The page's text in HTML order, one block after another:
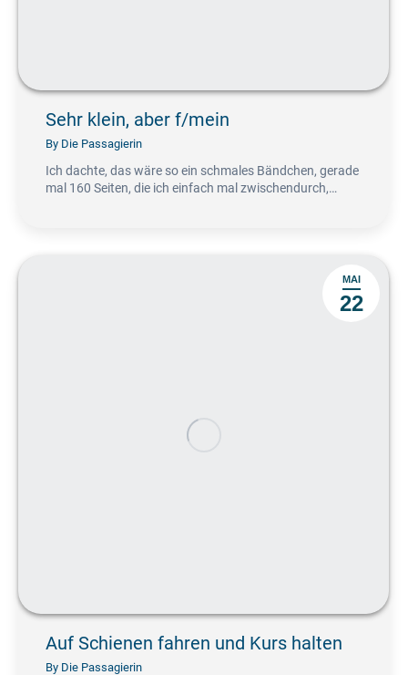
Sehr klein, aber f/mein
By Die Passagierin
Ich dachte, das wäre so ein schmales Bändchen, gerade
mal 160 Seiten, die ich einfach mal zwischendurch,…
MAI
22
Auf Schienen fahren und Kurs halten
By Die Passagierin